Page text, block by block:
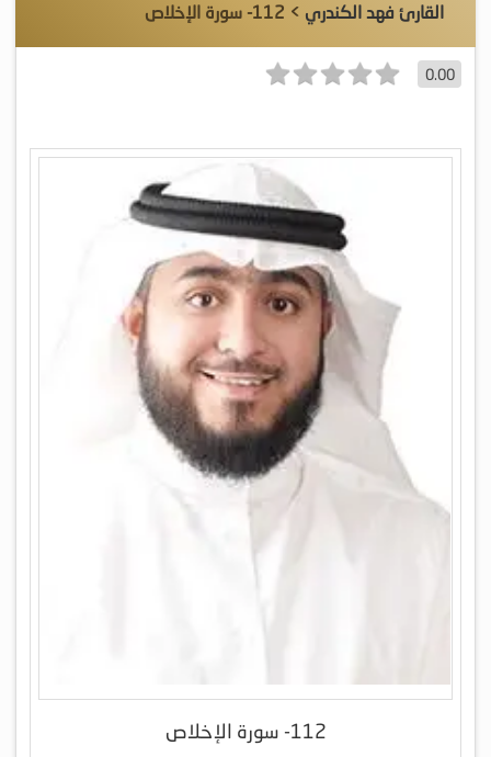
القارئ فهد الكندري > 112- سورة الإخلاص
0.00
112- سورة الإخلاص